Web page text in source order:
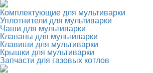
Комплектующие для мультиварки
Уплотнители для мультиварки
Чаши для мультиварки
Клапаны для мультиварки
Клавиши для мультиварки
Крышки для мультиварки
Запчасти для газовых котлов